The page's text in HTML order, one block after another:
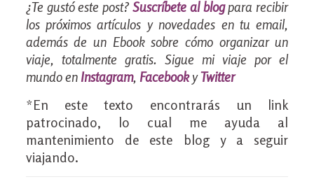
¿Te gustó este post? Suscríbete al blogpara recibir
los próximos artículos y novedades en tu email,
además de un Ebook sobre cómo organizar un
viaje, totalmente gratis. Sigue mi viaje por el
mundo en Instagram, FacebookyTwitter
*En este texto encontrarás un link
patrocinado, lo cual me ayuda al
mantenimiento de este blog y a seguir
viajando.